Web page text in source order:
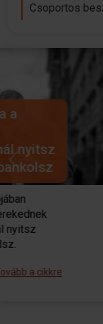
Csoportos
Egy
A
bank
Previous